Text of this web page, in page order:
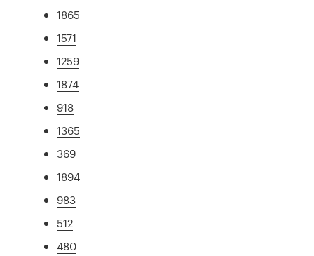
1865
1571
1259
1874
918
1365
369
1894
983
512
480